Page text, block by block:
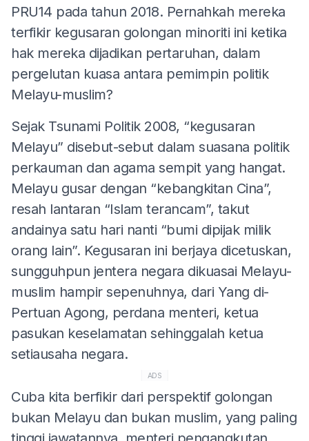
PRU14 pada tahun 2018. Pernahkah mereka
terfikir kegusaran golongan minoriti ini ketika
hak mereka dijadikan pertaruhan, dalam
pergelutan kuasa antara pemimpin politik
Melayu-muslim?
Sejak Tsunami Politik 2008, “kegusaran
Melayu” disebut-sebut dalam suasana politik
perkauman dan agama sempit yang hangat.
Melayu gusar dengan “kebangkitan Cina”,
resah lantaran “Islam terancam”, takut
andainya satu hari nanti “bumi dipijak milik
orang lain”. Kegusaran ini berjaya dicetuskan,
sungguhpun jentera negara dikuasai Melayu-
muslim hampir sepenuhnya, dari Yang di-
Pertuan Agong, perdana menteri, ketua
pasukan keselamatan sehinggalah ketua
setiausaha negara.
ADS
Cuba kita berfikir dari perspektif golongan
bukan Melayu dan bukan muslim, yang paling